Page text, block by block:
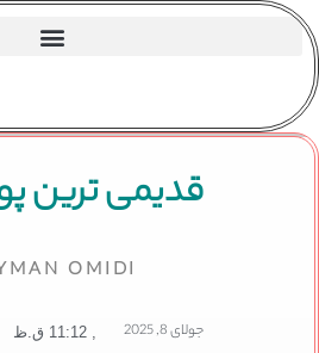
قدیمی ترین
OMIDI
جولای 8, 2025 11:12 ق.ظ